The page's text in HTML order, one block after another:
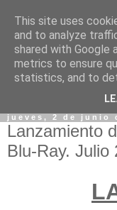
jueves, 2 de junio
Lanzamiento
Blu-Ray. Julio
This site uses
and to analyze
shared with Google
metrics to ensure
statistics, and to